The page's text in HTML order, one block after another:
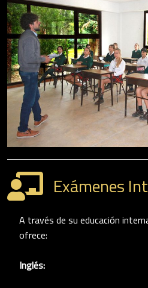
Exámenes
A través de su educación
ofrece:
Inglés: